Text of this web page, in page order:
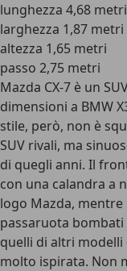
lunghezza 4,68 metri
larghezza 1,87 metri
altezza 1,65 metri
passo 2,75 metri
Mazda CX-7 è un
dimensioni a BMW
stile, però, non è
SUV rivali, ma
di quegli anni. Il
con una calandra a
logo Mazda,
passaruota
quelli di altri modelli
molto ispirata. Non